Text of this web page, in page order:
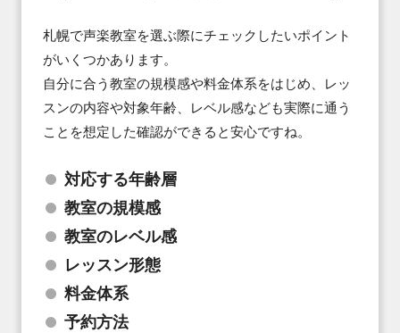
札幌で声楽教室を選ぶ際にチェックしたいポイント
がいくつかあります。
自分に合う教室の規模感や料金体系をはじめ、レッ
スンの内容や対象年齢、レベル感なども実際に通う
ことを想定した確認ができると安心ですね。
対応する年齢層
教室の規模感
教室のレベル感
レッスン形態
料金体系
予約方法